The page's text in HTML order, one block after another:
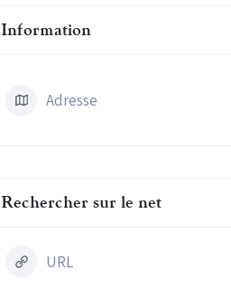
Information
Adresse
Rechercher sur le net
URL